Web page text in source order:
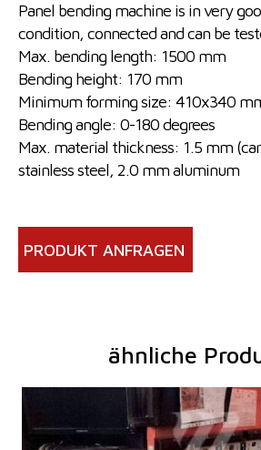
Panel bending machine is in very
condition, connected and can be
Max. bending length: 1500 mm
Bending height: 170 mm
Minimum forming size: 410x340
Bending angle: 0-180 degrees
Max. material thickness: 1.5 mm
stainless steel, 2.0 mm aluminum
PRODUKT ANFRAGEN
ähnliche
2001
ja
Druckleistung
80 t